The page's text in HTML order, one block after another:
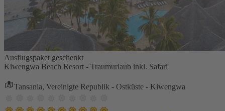
Ausflugspaket geschenkt
Kiwengwa Beach Resort - Traumurlaub inkl. Safari
Tansania, Vereinigte Republik - Ostküste - Kiwengwa